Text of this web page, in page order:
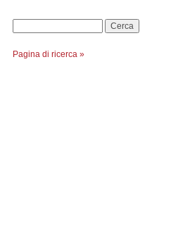
Pagina di ricerca »